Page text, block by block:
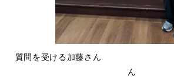
質問を受ける加藤さん 発
ん